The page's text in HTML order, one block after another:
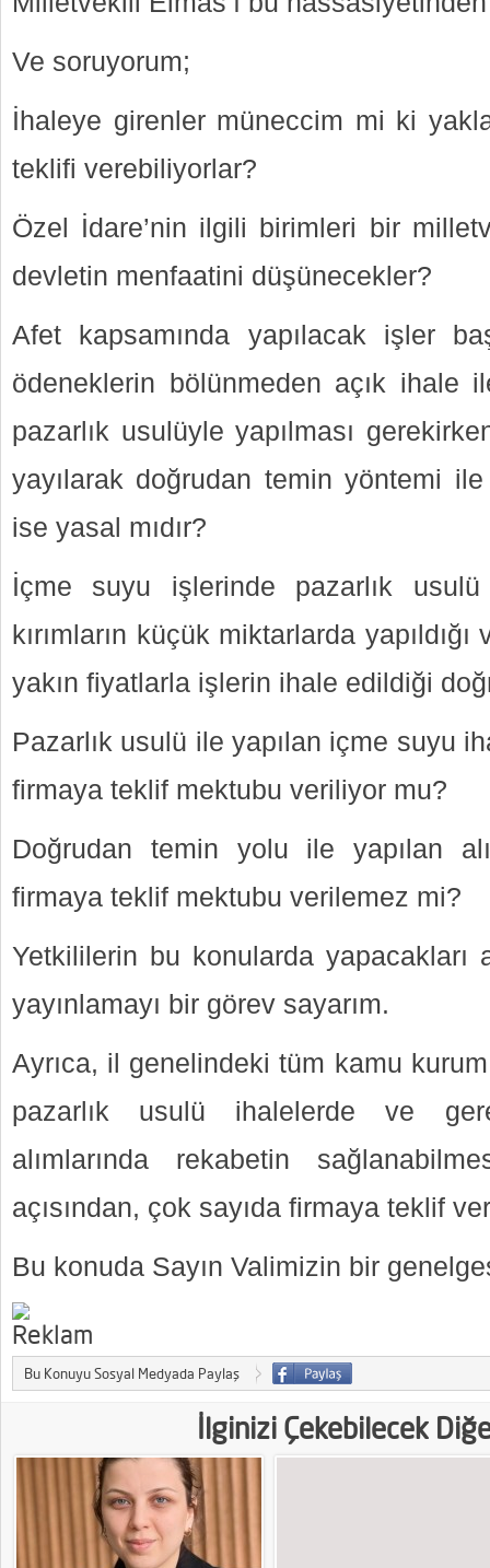
Ve soruyorum;
İhaleye girenler müneccim mi ki
teklifi verebiliyorlar?
Özel İdare’nin ilgili birimleri bir
devletin menfaatini düşünecekler?
Afet kapsamında yapılacak işler
ödeneklerin bölünmeden açık ihale
pazarlık usulüyle yapılması
yayılarak doğrudan temin yöntemi ile
ise yasal mıdır?
İçme suyu işlerinde pazarlık
kırımların küçük miktarlarda
yakın fiyatlarla işlerin ihale edildiği
Pazarlık usulü ile yapılan içme suyu
firmaya teklif mektubu veriliyor mu?
Doğrudan temin yolu ile yapılan
firmaya teklif mektubu verilemez mi?
Yetkililerin bu konularda yapacakları
yayınlamayı bir görev sayarım.
Ayrıca, il genelindeki tüm kamu
pazarlık usulü ihalelerde ve
alımlarında rekabetin
açısından, çok sayıda firmaya teklif
Bu konuda Sayın Valimizin bir
Bu Konuyu Sosyal Medyada Paylaş
İlginizi Çekebilecek